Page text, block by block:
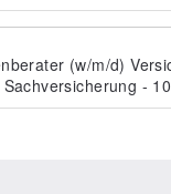
(w/m/d)
-